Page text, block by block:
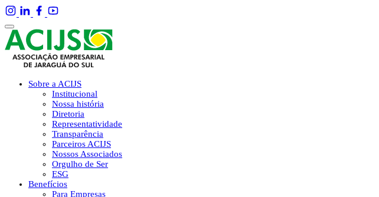
Sobre a ACIJS
Institucional
Nossa história
Diretoria
Representatividade
Transparência
Parceiros ACIJS
Nossos Associados
Orgulho de Ser
ESG
Benefícios
Para Empresas